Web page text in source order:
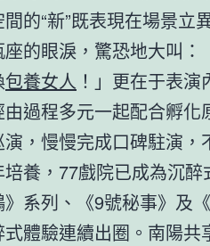
的“新”既表現在場景立
的眼淚，驚恐地大叫
包養女人 ！」更在于表
過程多元一起配合孵化
，慢慢完成口碑駐演，
養，77戲院已成為沉
系列、《9號秘事》及
體驗連續出圈。南陽